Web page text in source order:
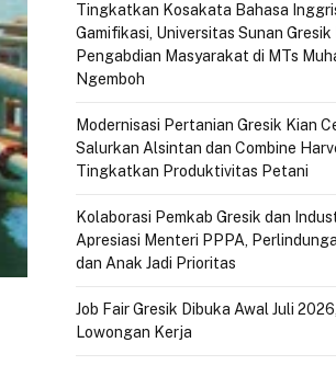
Tingkatkan Kosakata Bahasa
Gamifikasi, Universitas Sunan
Pengabdian Masyarakat di MTs
Ngemboh
Modernisasi Pertanian Gresik Kian
Salurkan Alsintan dan Combine
Tingkatkan Produktivitas Petani
Kolaborasi Pemkab Gresik dan
Apresiasi Menteri PPPA,
dan Anak Jadi Prioritas
Job Fair Gresik Dibuka Awal Juli
Lowongan Kerja